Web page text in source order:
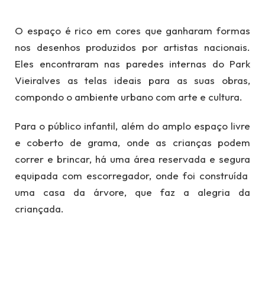
O espaço é rico em cores que ganharam formas
nos desenhos produzidos por artistas nacionais.
Eles encontraram nas paredes internas do Park
Vieiralves as telas ideais para as suas obras,
compondo o ambiente urbano com arte e cultura.
Para o público infantil, além do amplo espaço livre
e coberto de grama, onde as crianças podem
correr e brincar, há uma área reservada e segura
equipada com escorregador, onde foi construída
uma casa da árvore, que faz a alegria da
criançada.